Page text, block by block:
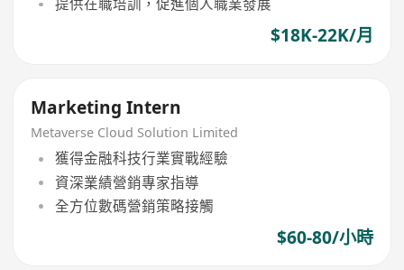
$18K-22K/月
Marketing Intern
Metaverse Cloud Solution Limited
獲得金融科技行業實戰經驗
資深業績營銷專家指導
全方位數碼營銷策略接觸
$60-80/小時